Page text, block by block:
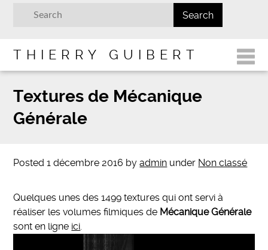
THIERRY GUIBERT
Textures de Mécanique
Générale
Posted1 décembre 2016 byadmin under Non classé
Quelques unes des 1499 textures qui ont servi à
réaliser les volumes filmiques de Mécanique Générale
sont en ligne ici.